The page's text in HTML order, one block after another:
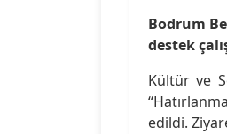
Bodrum
destek
Kültür ve
edildi.